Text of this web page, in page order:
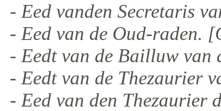
- Eed vanden Secretaris
- Eed van de Oud-raden.
- Eedt van de Bailluw van
- Eedt van de Thezaurier
- Eed van den Thezaurier